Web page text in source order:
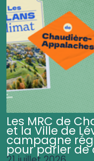
Les MRC de
et la Ville de
campagne
pour parler